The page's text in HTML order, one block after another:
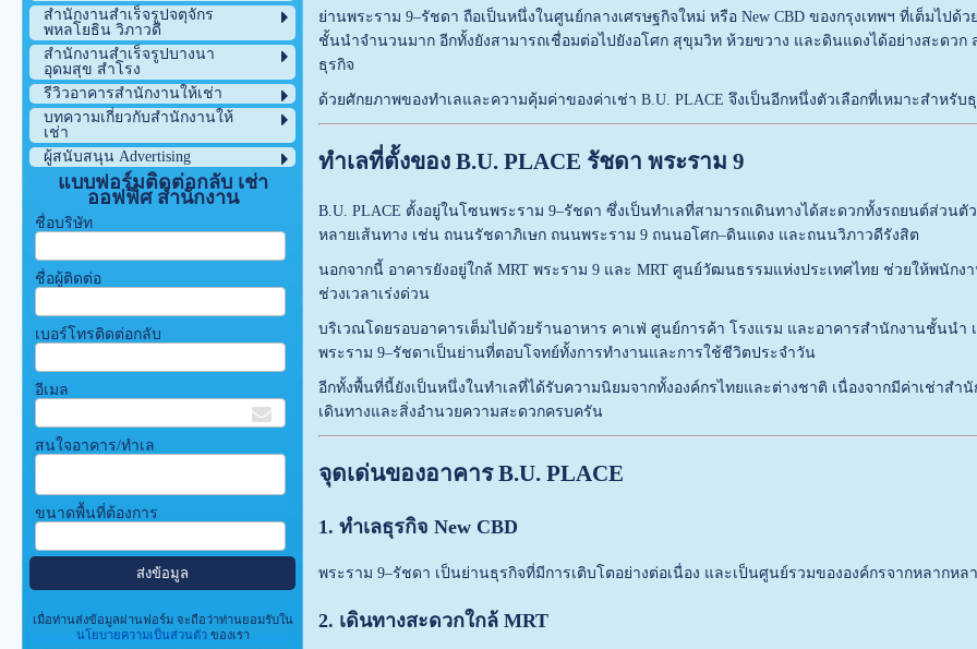
สำนักงานสำเร็จรูปจตุจักร
พหลโยธิน วิภาวดี
สำนักงานสำเร็จรูปบางนา
อุดมสุข สำโรง
รีวิวอาคารสำนักงานให้เช่า
บทความเกี่ยวกับสำนักงานให้
เช่า
ผู้สนับสนุน Advertising
แบบฟอร์มติดต่อกลับ เช่า
ออฟฟิศ สำนักงาน
ชื่อบริษัท
ชื่อผู้ติดต่อ
เบอร์โทรติดต่อกลับ
อีเมล
สนใจอาคาร/ทำเล
ขนาดพื้นที่ต้องการ
เมื่อท่านส่งข้อมูลผ่านฟอร์ม จะถือว่าท่านยอมรับใน
นโยบายความเป็นส่วนตัว ของเรา
ย่านพระราม 9–รัชดา ถือเป็นหนึ่งในศูนย์กลางเศรษฐกิจใหม่ หรือ New CBD ของกรุงเทพฯ ที่เต็มไป
ชั้นนำจำนวนมาก อีกทั้งยังสามารถเชื่อมต่อไปยังอโศก สุขุมวิท ห้วยขวาง และดินแดงได้อย่างสะดว
ธุรกิจ
ด้วยศักยภาพของทำเลและความคุ้มค่าของค่าเช่า B.U. PLACE จึงเป็นอีกหนึ่งตัวเลือกที่เหมาะสำหรั
ทำเลที่ตั้งของ B.U. PLACE รัชดา พระราม 9
B.U. PLACE ตั้งอยู่ในโซนพระราม 9–รัชดา ซึ่งเป็นทำเลที่สามารถเดินทางได้สะดวกทั้งรถยนต์ส่ว
หลายเส้นทาง เช่น ถนนรัชดาภิเษก ถนนพระราม 9 ถนนอโศก–ดินแดง และถนนวิภาวดีรังสิต
นอกจากนี้ อาคารยังอยู่ใกล้ MRT พระราม 9 และ MRT ศูนย์วัฒนธรรมแห่งประเทศไทย ช่วยให้พนัก
ช่วงเวลาเร่งด่วน
บริเวณโดยรอบอาคารเต็มไปด้วยร้านอาหาร คาเฟ่ ศูนย์การค้า โรงแรม และอาคารสำนักงานชั้นนำ เช่
พระราม 9–รัชดาเป็นย่านที่ตอบโจทย์ทั้งการทำงานและการใช้ชีวิตประจำวัน
อีกทั้งพื้นที่นี้ยังเป็นหนึ่งในทำเลที่ได้รับความนิยมจากทั้งองค์กรไทยและต่างชาติ เนื่องจากมีค่าเช่าสำ
เดินทางและสิ่งอำนวยความสะดวกครบครัน
จุดเด่นของอาคาร B.U. PLACE
1. ทำเลธุรกิจ New CBD
พระราม 9–รัชดา เป็นย่านธุรกิจที่มีการเติบโตอย่างต่อเนื่อง และเป็นศูนย์รวมขององค์กรจากหลากหล
2. เดินทางสะดวกใกล้ MRT